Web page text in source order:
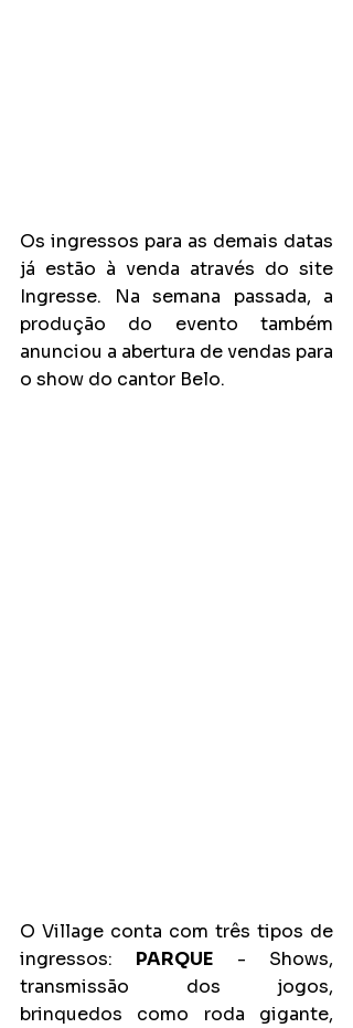
Os ingressos para as demais datas
já estão à venda através do site
Ingresse. Na semana passada, a
produção do evento também
anunciou a abertura de vendas para
o show do cantor Belo.
O Village conta com três tipos de
ingressos: PARQUE - Shows,
transmissão dos jogos,
brinquedos como roda gigante,